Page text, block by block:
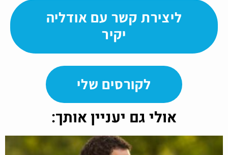
ליצירת קשר עם אודליה
יקיר
לקורסים שלי
אולי גם יעניין אותך: